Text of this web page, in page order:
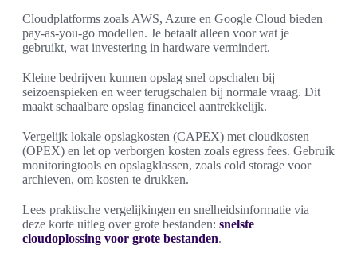
Cloudplatforms zoals AWS, Azure en Google Cloud bieden
pay-as-you-go modellen. Je betaalt alleen voor wat je
gebruikt, wat investering in hardware vermindert.
Kleine bedrijven kunnen opslag snel opschalen bij
seizoenspieken en weer terugschalen bij normale vraag. Dit
maakt schaalbare opslag financieel aantrekkelijk.
Vergelijk lokale opslagkosten (CAPEX) met cloudkosten
(OPEX) en let op verborgen kosten zoals egress fees. Gebruik
monitoringtools en opslagklassen, zoals cold storage voor
archieven, om kosten te drukken.
Lees praktische vergelijkingen en snelheidsinformatie via
deze korte uitleg over grote bestanden: snelste
cloudoplossing voor grote bestanden.